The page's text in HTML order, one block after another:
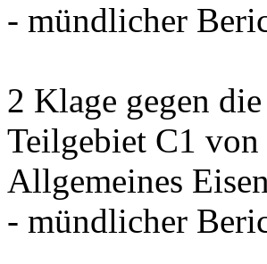
- mündlicher
2 Klage gegen
Teilgebiet C1 von
Allgemeines
- mündlicher